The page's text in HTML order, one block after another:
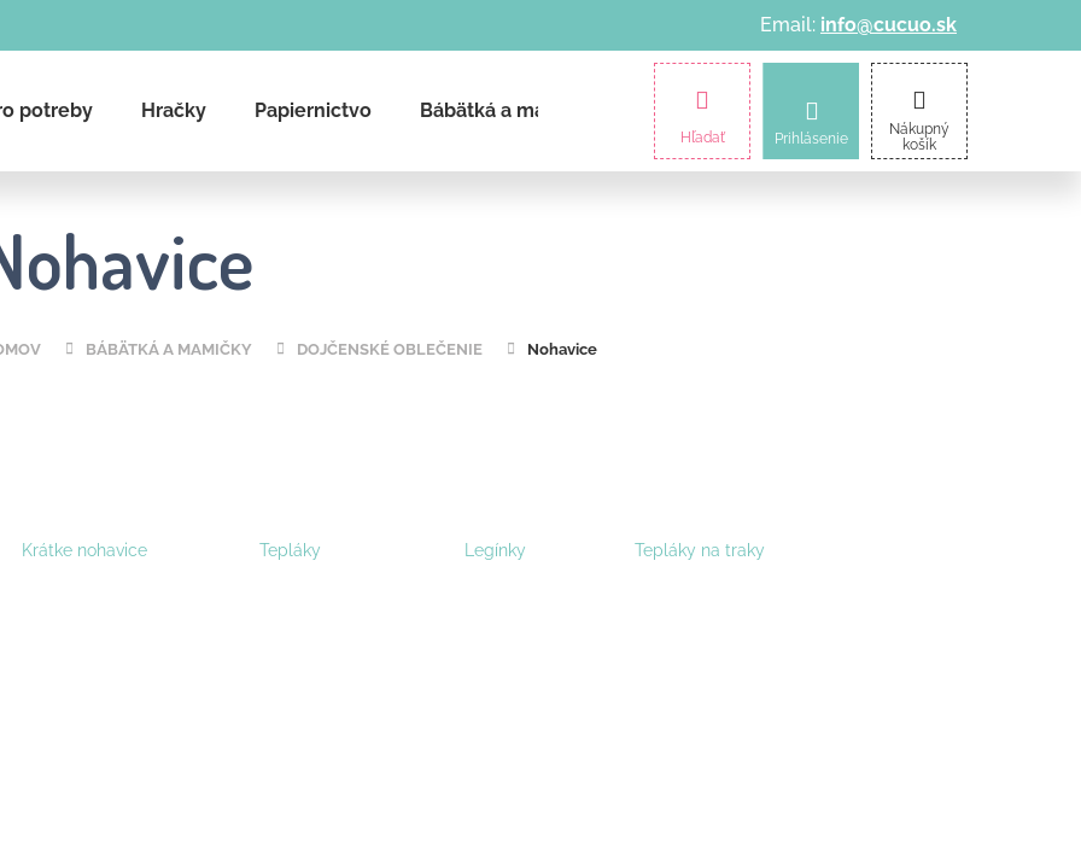
Email: info@cucuo.sk
potreby Hračky Papiernictvo Bábätká a mamičky Kočíky Informácie o nákupe
Hľadať Prihlásenie
Nákupný
košík
BÁBÄTKÁ A MAMIČKY DOJČENSKÉ OBLEČENIE Nohavice
Krátke nohavice Tepláky Legínky Tepláky na traky